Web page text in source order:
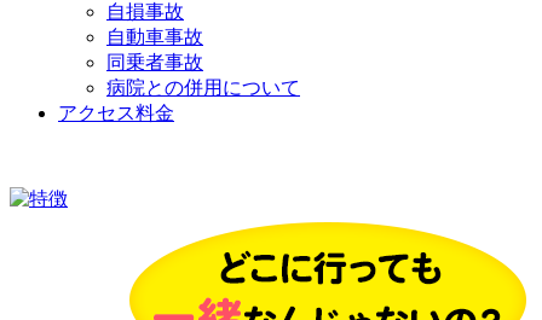
自損事故
自動車事故
同乗者事故
病院との併用について
アクセス料金